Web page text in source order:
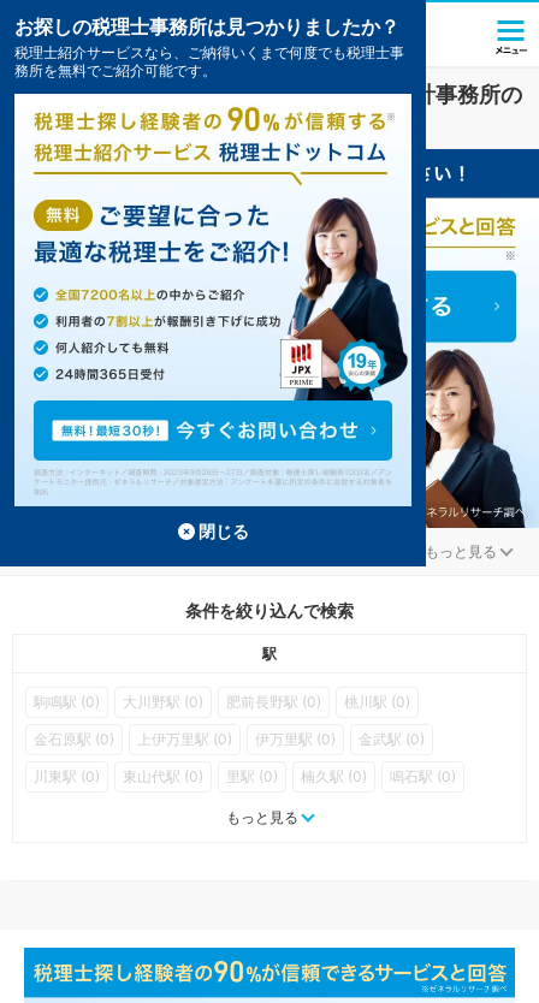
伊万里で会社設立対策を扱う税理士・会計事務所の
一覧
もっと見る
条件を絞り込んで検索
駅
駒鳴駅 (0) 大川野駅 (0) 肥前長野駅 (0) 桃川駅 (0)
金石原駅 (0) 上伊万里駅 (0) 伊万里駅 (0) 金武駅 (0)
川東駅 (0) 東山代駅 (0) 里駅 (0) 楠久駅 (0) 鳴石駅 (0)
浦ノ崎駅 (0)
もっと見る
お探しの税理士事務所は見つかりましたか？
税理士紹介サービスなら、ご納得いくまで何度でも税理士事
務所を無料でご紹介可能です。
閉じる